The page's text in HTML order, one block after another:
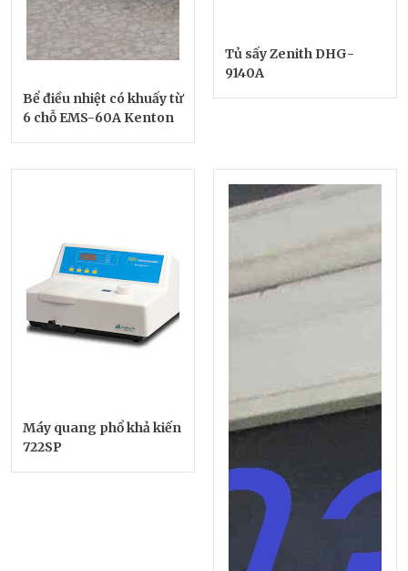
Bể điều nhiệt có khuấy từ
6 chỗ EMS-60A Kenton
Tủ sấy Zenith DHG-
9140A
Máy quang phổ khả kiến
722SP